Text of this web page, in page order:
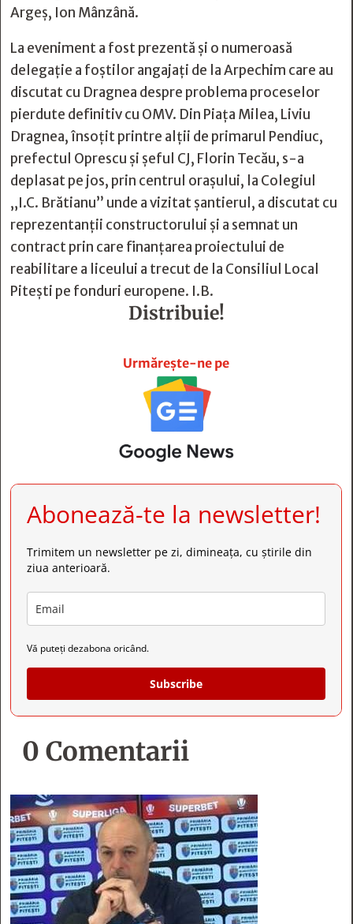
Argeş, Ion Mânzână.
La eveniment a fost prezentă şi o numeroasă
delegaţie a foştilor angajaţi de la Arpechim care au
discutat cu Dragnea despre problema proceselor
pierdute definitiv cu OMV. Din Piaţa Milea, Liviu
Dragnea, însoţit printre alţii de primarul Pendiuc,
prefectul Oprescu şi şeful CJ, Florin Tecău, s-a
deplasat pe jos, prin centrul oraşului, la Colegiul
„I.C. Brătianu” unde a vizitat şantierul, a discutat cu
reprezentanţii constructorului şi a semnat un
contract prin care finanţarea proiectului de
reabilitare a liceului a trecut de la Consiliul Local
Piteşti pe fonduri europene. I.B.
Distribuie!
Urmărește-ne pe
Abonează-te la newsletter!
Trimitem un newsletter pe zi, dimineața, cu știrile din
ziua anterioară.
Vă puteți dezabona oricând.
Subscribe
0 Comentarii